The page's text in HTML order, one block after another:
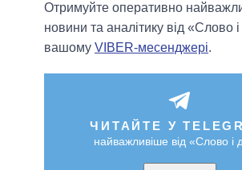
Отримуйте оперативно
новини та аналітику від «Слово і
вашому VIBER-месенджері.
ЧИТАЙТЕ У
найважливіше від «Слово і